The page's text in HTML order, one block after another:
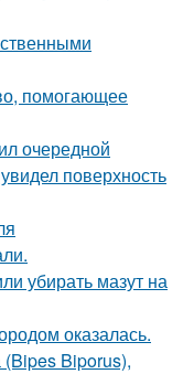
помогающее
очередной
поверхность
убирать мазут на
оказалась.
Biporus),